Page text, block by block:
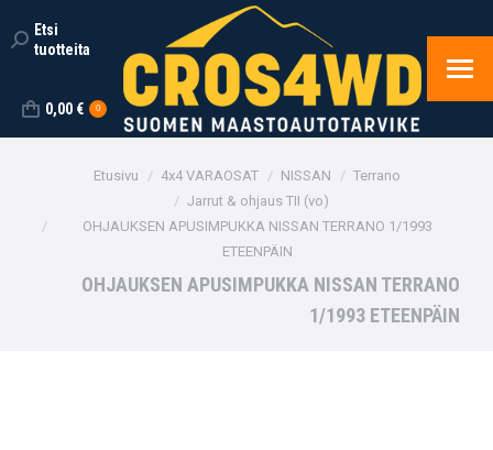
Search:
Etsi
tuotteita
0,00 € 0
You are here:
Etusivu 4x4 VARAOSAT NISSAN
Terrano
Jarrut & ohjaus TII (vo)
OHJAUKSEN APUSIMPUKKA NISSAN TERRANO 1/1993
ETEENPÄIN
OHJAUKSEN APUSIMPUKKA NISSAN TERRANO
1/1993 ETEENPÄIN